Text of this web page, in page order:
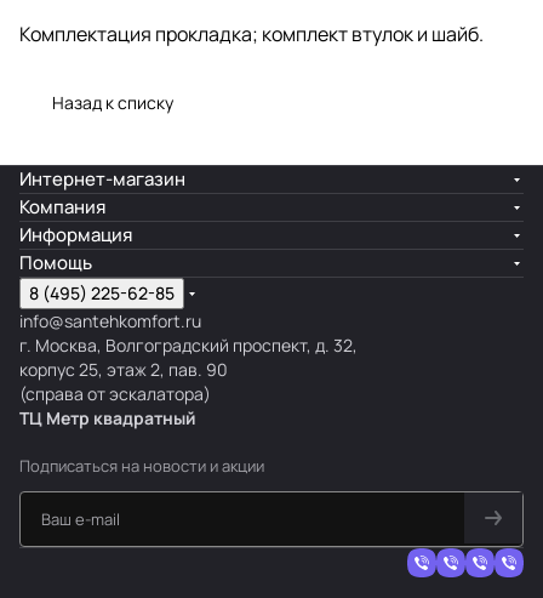
Комплектация прокладка; комплект втулок и шайб.
Назад к списку
Интернет-магазин
Компания
Информация
Помощь
8 (495) 225-62-85
info@santehkomfort.ru
г. Москва, Волгоградский проспект, д. 32,
корпус 25, этаж 2, пав. 90
(справа от эскалатора)
ТЦ Метр квадратный
Подписаться на новости и акции